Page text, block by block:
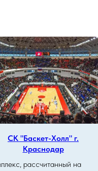
СК "Баскет-Холл" г.
Краснодар
рассчитанный на